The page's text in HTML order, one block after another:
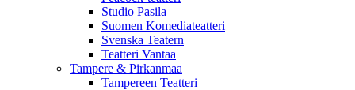
Studio Pasila
Suomen Komediateatteri
Svenska Teatern
Teatteri Vantaa
Tampere & Pirkanmaa
Tampereen Teatteri